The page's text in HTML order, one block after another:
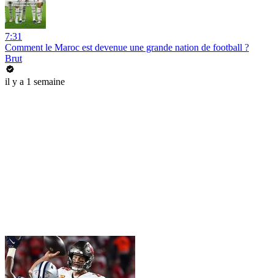
7:31
Comment le Maroc est devenue une grande nation de football ?
Brut
il y a 1 semaine